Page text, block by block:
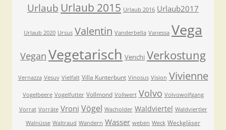
Urlaub Urlaub 2015 Urlaub 2016 Urlaub2017
Urlaub 2020 Ursus Valentin Vanderbella Vanessa Vega
Vegan Vegetarisch Venchi Verkostung
Vernazza Vesuv Vielfalt Villa Kunterbunt Vinosus Vision Vivienne
Vogelbeere Vogelfutter Vollmond Vollwert Volvo Volvowolfgang
Vorrat Vorräte Vroni Vögel Wacholder Waldviertel Waldviertler
Walnüsse Waltraud Wandern Wasser weben Weck Weckgläser